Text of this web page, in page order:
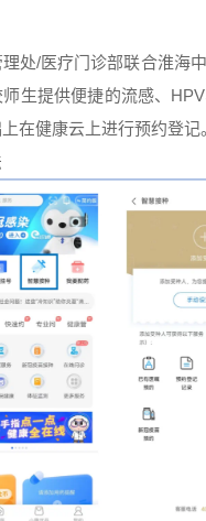
处/医疗门诊部联合淮海
生提供便捷的流感、
在健康云上进行预约登记